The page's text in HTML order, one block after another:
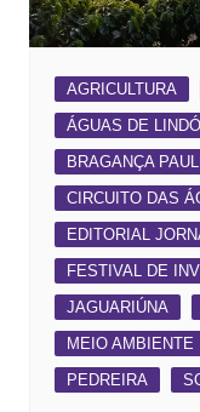
AGRICULTURA
ÁGUAS DE
BRAGANÇA
CIRCUITO DAS
EDITORIAL
FESTIVAL DE
JAGUARIÚNA
MEIO AMBIENTE
PEDREIRA